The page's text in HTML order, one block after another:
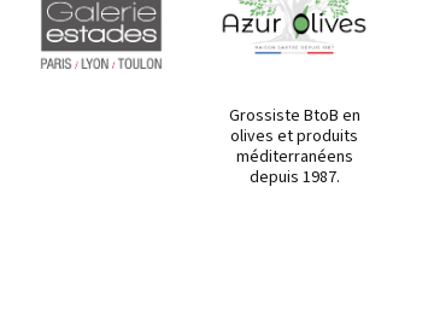
Grossiste BtoB en
olives et produits
méditerranéens
depuis 1987.